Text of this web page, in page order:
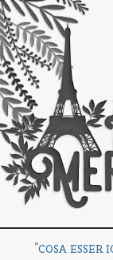
“COSA ESSER